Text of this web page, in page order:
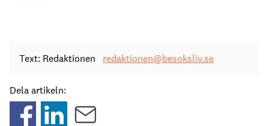
Text: Redaktionen redaktionen@besoksliv.se
Dela artikeln: